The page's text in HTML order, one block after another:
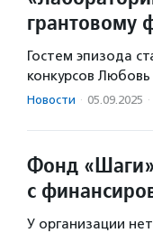
грантовому
Гостем эпизода
конкурсов
Новости · 05.09.2025 ·
Фонд
с
У организации